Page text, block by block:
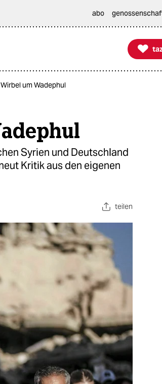
abo

taz
um Wadephul
Syrien und Deutschland
Kritik aus den eigenen
teilen